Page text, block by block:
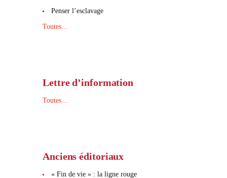
Penser l’esclavage
Toutes…
Lettre d’information
Toutes…
Anciens éditoriaux
« Fin de vie » : la ligne rouge